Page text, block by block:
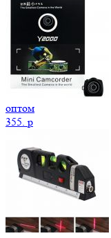
оптом
355. p